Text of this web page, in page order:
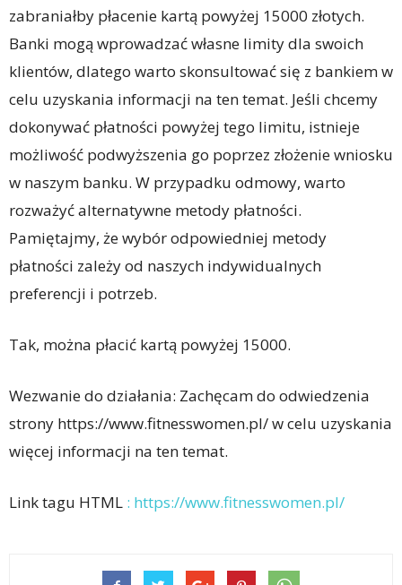
zabraniałby płacenie kartą powyżej 15000 złotych.
Banki mogą wprowadzać własne limity dla swoich
klientów, dlatego warto skonsultować się z bankiem w
celu uzyskania informacji na ten temat. Jeśli chcemy
dokonywać płatności powyżej tego limitu, istnieje
możliwość podwyższenia go poprzez złożenie wniosku
w naszym banku. W przypadku odmowy, warto
rozważyć alternatywne metody płatności.
Pamiętajmy, że wybór odpowiedniej metody
płatności zależy od naszych indywidualnych
preferencji i potrzeb.
Tak, można płacić kartą powyżej 15000.
Wezwanie do działania: Zachęcam do odwiedzenia
strony https://www.fitnesswomen.pl/ w celu uzyskania
więcej informacji na ten temat.
Link tagu HTML : https://www.fitnesswomen.pl/